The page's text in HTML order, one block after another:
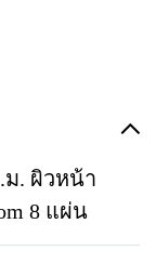
ม. ผิวหน้า
8 แผ่น